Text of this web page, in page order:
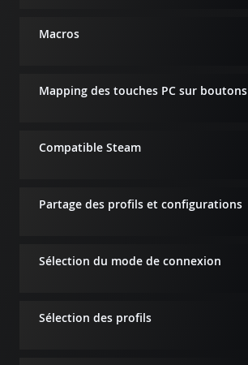
Macros
Mapping des touches PC sur boutons
Compatible Steam
Partage des profils et configurations
Sélection du mode de connexion
Sélection des profils